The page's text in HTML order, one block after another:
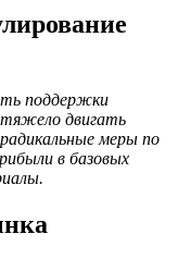
поддержки
двигать
меры по
в базовых